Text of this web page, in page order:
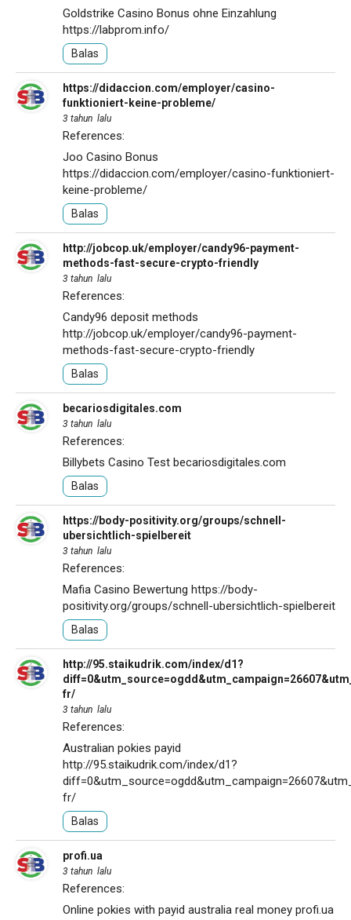
Goldstrike Casino Bonus ohne Einzahlung
https://labprom.info/
Balas
https://didaccion.com/employer/casino-
funktioniert-keine-probleme/
3 tahun lalu
References:
Joo Casino Bonus
https://didaccion.com/employer/casino-funktioniert-
keine-probleme/
Balas
http://jobcop.uk/employer/candy96-payment-
methods-fast-secure-crypto-friendly
3 tahun lalu
References:
Candy96 deposit methods
http://jobcop.uk/employer/candy96-payment-
methods-fast-secure-crypto-friendly
Balas
becariosdigitales.com
3 tahun lalu
References:
Billybets Casino Test becariosdigitales.com
Balas
https://body-positivity.org/groups/schnell-
ubersichtlich-spielbereit
3 tahun lalu
References:
Mafia Casino Bewertung https://body-
positivity.org/groups/schnell-ubersichtlich-spielbereit
Balas
http://95.staikudrik.com/index/d1?
fr/
3 tahun lalu
References:
Australian pokies payid
http://95.staikudrik.com/index/d1?
fr/
Balas
profi.ua
3 tahun lalu
References:
Online pokies with payid australia real money profi.ua